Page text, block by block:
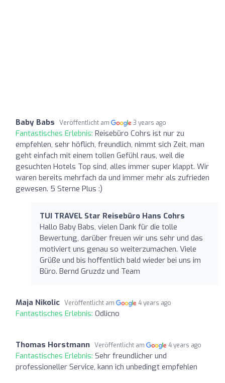
Baby Babs Veröffentlicht am 3 years ago
Fantastisches Erlebnis: Reisebüro Cohrs ist nur zu
empfehlen, sehr höflich, freundlich, nimmt sich Zeit, man
geht einfach mit einem tollen Gefühl raus, weil die
gesuchten Hotels Top sind, alles immer super klappt. Wir
waren bereits mehrfach da und immer mehr als zufrieden
gewesen. 5 Sterne Plus :)
TUI TRAVEL Star Reisebüro Hans Cohrs
Hallo Baby Babs, vielen Dank für die tolle
Bewertung, darüber freuen wir uns sehr und das
motiviert uns genau so weiterzumachen. Viele
Grüße und bis hoffentlich bald wieder bei uns im
Büro. Bernd Gruzdz und Team
Maja Nikolic Veröffentlicht am 4 years ago
Fantastisches Erlebnis: Odlicno
Thomas Horstmann Veröffentlicht am 4 years ago
Fantastisches Erlebnis: Sehr freundlicher und
professioneller Service, kann ich unbedingt empfehlen